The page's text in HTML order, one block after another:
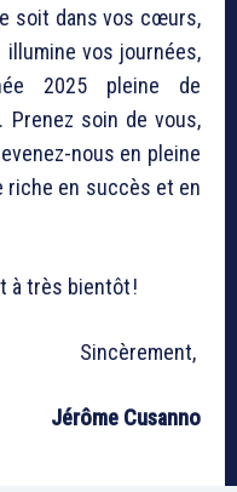
soit dans vos cœurs,
vos journées,
2025 pleine de
Prenez soin de vous,
nous en pleine
riche en succès et en
à très bientôt !
Sincèrement,
Jérôme Cusanno